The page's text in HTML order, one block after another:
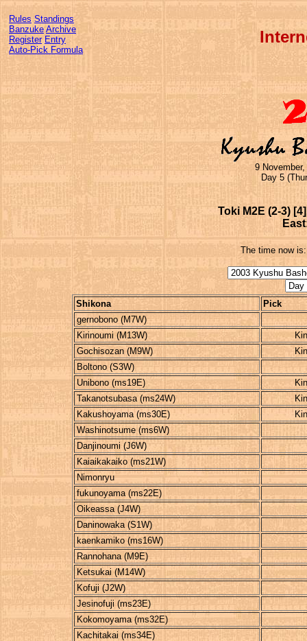
Rules Standings
Banzuke Archive
Register Entry
Auto-Pick Formula
9
Day 5
Toki M2E (2-3)
The time now
Shikona
Pick
gernobono (M7W)
Kirinoumi (M13W)
Gochisozan (M9W)
Boltono (S3W)
Unibono (ms19E)
Takanotsubasa (ms24W)
Kakushoyama (ms30E)
Washinotsume (ms6W)
Danjinoumi (J6W)
Kaiaikakaiko (ms21W)
Nimonryu
fukunoyama (ms22E)
Oikeassa (J4W)
Daninowaka (S1W)
kaenkamiko (ms16W)
Rannohana (M9E)
Ketsukai (M14W)
Kofuji (J2W)
Jesinofuji (ms23E)
Kokomoyama (ms32E)
Kachitakai (ms34E)